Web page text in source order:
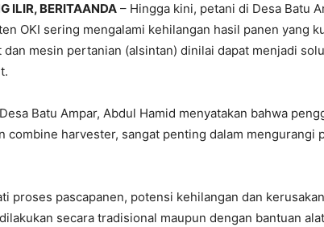
ILIR, BERITAANDA – Hingga kini, petani di Desa Batu
OKI sering mengalami kehilangan hasil panen yang
dan mesin pertanian (alsintan) dinilai dapat menjadi
Batu Ampar, Abdul Hamid menyatakan bahwa
combine harvester, sangat penting dalam mengurangi
proses pascapanen, potensi kehilangan dan
secara tradisional maupun dengan bantuan